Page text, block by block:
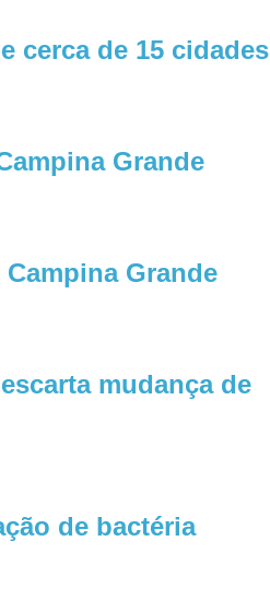
cerca de 15 cidades
Grande
Grande
mudança de
de bactéria